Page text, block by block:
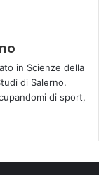
in Scienze della
di Salerno.
di sport,